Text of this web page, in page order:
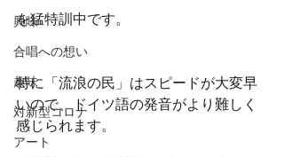
興味
合唱への想い
趣味
対新型コロナ
アート
を猛特訓中です。
特に「流浪の民」はスピードが大変早
いので、ドイツ語の発音がより難しく
感じられます。